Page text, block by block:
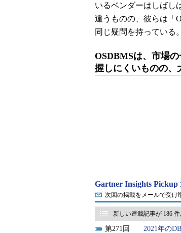
いるベンダーはしばし
違うものの、彼らは「
同じ疑問を持っている。
OSDBMSは、市場
握しにくいものの、
Gartner Insights Pickup
次回の掲載をメールで受け
新しい連載記事が 186
271 2021年の